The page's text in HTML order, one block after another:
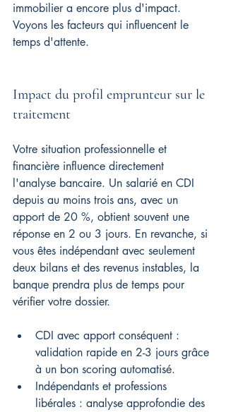
immobilier a encore plus d'impact.
Voyons les facteurs qui influencent le
temps d'attente.
Impact du profil emprunteur sur le
traitement
Votre situation professionnelle et
financière influence directement
l'analyse bancaire. Un salarié en CDI
depuis au moins trois ans, avec un
apport de 20 %, obtient souvent une
réponse en 2 ou 3 jours. En revanche, si
vous êtes indépendant avec seulement
deux bilans et des revenus instables, la
banque prendra plus de temps pour
vérifier votre dossier.
CDI avec apport conséquent :
validation rapide en 2-3 jours grâce
à un bon scoring automatisé.
Indépendants et professions
libérales : analyse approfondie des